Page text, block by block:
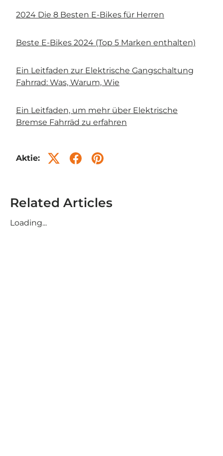
2024 Die 8 Besten E-Bikes für Herren
Beste E-Bikes 2024 (Top 5 Marken enthalten)
Ein Leitfaden zur Elektrische Gangschaltung
Fahrrad: Was, Warum, Wie
Ein Leitfaden, um mehr über Elektrische
Bremse Fahrräd zu erfahren
Aktie:
Related Articles
Loading...